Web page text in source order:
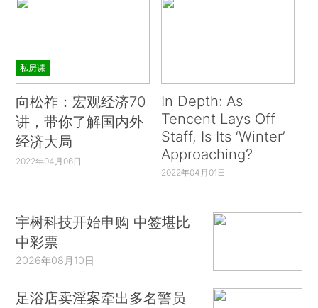
私房课
向松祚：宏观经济70
讲，带你了解国内外
经济大局
2022年04月06日
In Depth: As
Tencent Lays Off
Staff, Is Its ‘Winter’
Approaching?
2022年04月01日
宇树科技开始申购 中签堪比
中彩票
2026年08月10日
足浴店卖淫案牵出多名警员